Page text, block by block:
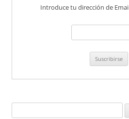
Introduce tu dirección de